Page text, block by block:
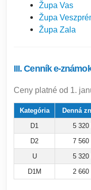
Župa Vas
Župa
Župa Zala
III. Cenník e-
Ceny platné od 1.
Kategória Denná
D1
5 320
D2
7 560
U
5 320
D1M
2 660